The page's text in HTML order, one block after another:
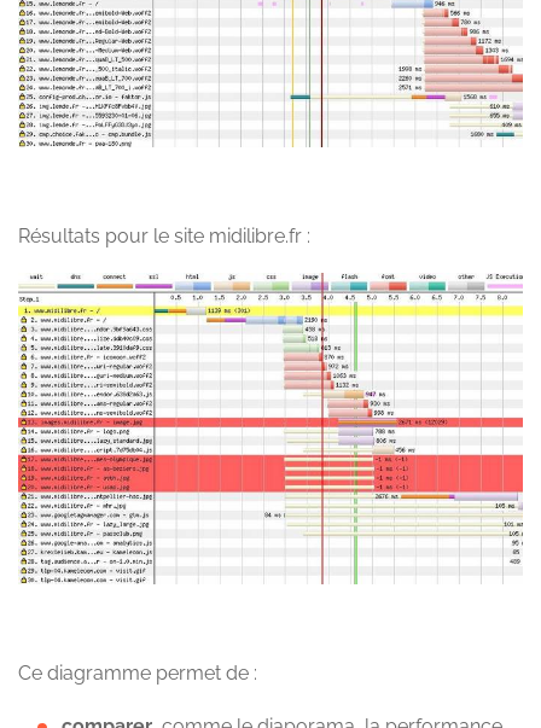
Résultats pour le site midilibre.fr :
Ce diagramme permet de :